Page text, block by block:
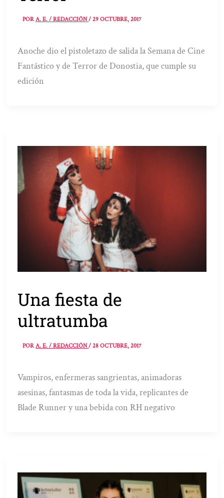
PORA. E. / REDACCIÓN/29 OCTUBRE, 2017
Anoche dio el pistoletazo de salida la Semana de Cine
Fantástico y de Terror de Donostia, que cumple su
edición
Una fiesta de
ultratumba
PORA. E. / REDACCIÓN/28 OCTUBRE, 2017
Vampiros, enfermeras sangrientas, animadoras
asesinas, fantasmas de toda la vida, replicantes de
Blade Runner y una bebida con RH negativo